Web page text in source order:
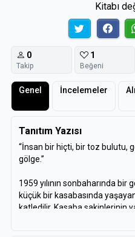
Kitabı
0
Takip
1
Beğeni
Genel İncelemeler
Tanıtım Yazısı
“İnsan bir hiçti, bir toz bulutu,
gölge.”
1959 yılının sonbaharında bir
küçük bir kasabasında
katledilir. Kasaba sakinlerinin
süren polisler bu cinayetleri